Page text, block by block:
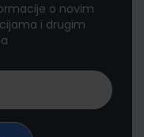
o novim
i drugim